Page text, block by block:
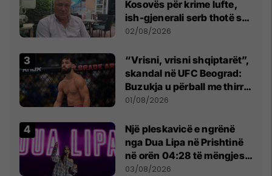
Kosovës për krime lufte,
ish-gjenerali serb thotë se
dikush e tradhtoi në
02/08/2026
“Vrisni, vrisni shqiptarët”,
skandal në UFC Beograd:
Buzukja u përball me thirrje
anti-shqiptare nga
01/08/2026
Një pleskavicë e ngrënë
nga Dua Lipa në Prishtinë
në orën 04:28 të mëngjesit
- dhe bota digjitale serbe
03/08/2026